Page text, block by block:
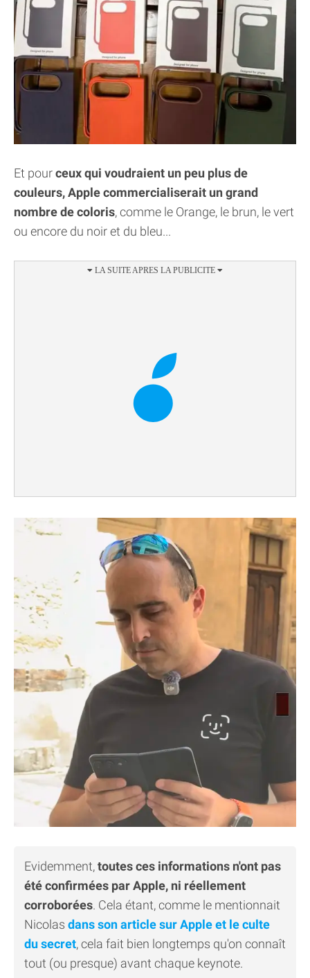
Et pourceux qui voudraient un peu plus de
couleurs, Apple commercialiserait un grand
nombre de coloris, comme le Orange, le brun, le vert
ou encore du noir et du bleu...
Evidemment,toutes ces informations n'ont pas
été confirmées par Apple, ni réellement
corroborées. Cela étant, comme le mentionnait
Nicolas dans son article sur Apple et le culte
du secret, cela fait bien longtemps qu'on connaît
tout (ou presque) avant chaque keynote.